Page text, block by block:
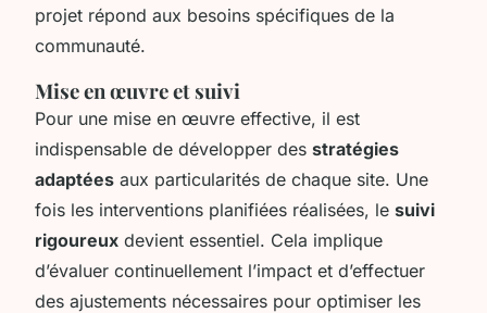
projet répond aux besoins spécifiques de la
communauté.
Mise en œuvre et suivi
Pour une mise en œuvre effective, il est
indispensable de développer des stratégies
adaptées aux particularités de chaque site. Une
fois les interventions planifiées réalisées, le suivi
rigoureux devient essentiel. Cela implique
d’évaluer continuellement l’impact et d’effectuer
des ajustements nécessaires pour optimiser les